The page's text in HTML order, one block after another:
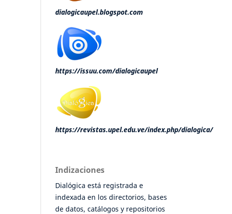
dialogicaupel.blogspot.com
https://issuu.com/dialogicaupel
https://revistas.upel.edu.ve/index.php/dialogica/
Indizaciones
Dialógica está registrada e
indexada en los directorios, bases
de datos, catálogos y repositorios